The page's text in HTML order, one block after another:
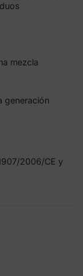
mezcla
generación
2006/CE y